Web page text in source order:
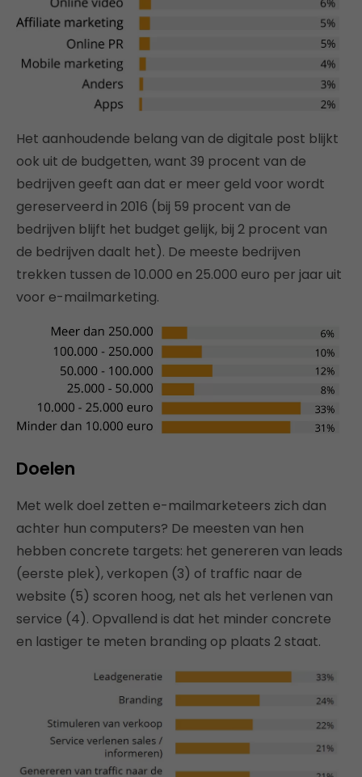
Het aanhoudende belang van de digitale post blijkt
ook uit de budgetten, want 39 procent van de
bedrijven geeft aan dat er meer geld voor wordt
gereserveerd in 2016 (bij 59 procent van de
bedrijven blijft het budget gelijk, bij 2 procent van
de bedrijven daalt het). De meeste bedrijven
trekken tussen de 10.000 en 25.000 euro per jaar uit
voor e-mailmarketing.
Doelen
Met welk doel zetten e-mailmarketeers zich dan
achter hun computers? De meesten van hen
hebben concrete targets: het genereren van leads
(eerste plek), verkopen (3) of traffic naar de
website (5) scoren hoog, net als het verlenen van
service (4). Opvallend is dat het minder concrete
en lastiger te meten branding op plaats 2 staat.